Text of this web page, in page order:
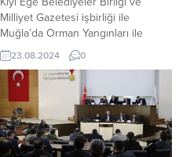
Milliyet Gazetesi işbirliği ile
Muğla’da Orman Yangınları ile
Mücadele toplantısı düzenlendi.
23.08.2024 0